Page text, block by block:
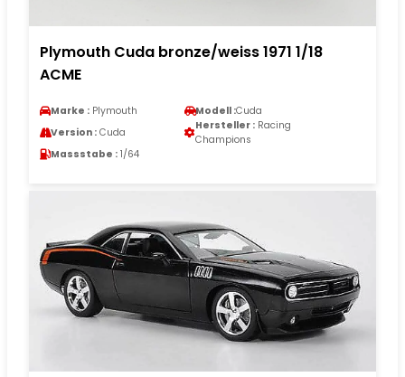
Plymouth Cuda bronze/weiss 1971 1/18
ACME
Marke : Plymouth Modell :Cuda
Version : Cuda
Hersteller : Racing
Champions
Massstabe : 1/64